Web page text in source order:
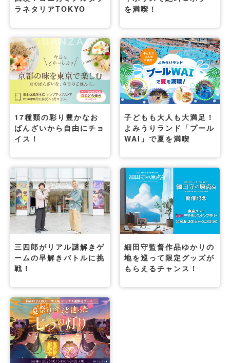
ラネタリアTOKYO
を満喫！
17種類の彩り豊かなお
ばんざいから自由にチョ
イス！
子どもも大人も大満足！
よみうりランド「プール
WAI」で夏を満喫
三四郎がリアル謎解きゲ
ームの早解きバトルに挑
戦！
細田守監督作品ゆかりの
地を巡って限定グッズが
もらえるチャンス！